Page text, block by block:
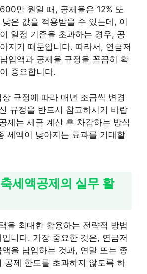
만 원일 때, 공제율은 12% 또
은 값을 적용받을 수 있는데, 이
일정 기준을 초과하는 경우, 공
지기 때문입니다. 따라서, 연금저
입액과 공제율 규정을 꼼꼼히 확
중요합니다.
규정에 따라 매년 조금씩 변경
규정을 반드시 참고하시기 바랍
제는 세금 계산 후 차감하는 방식
세액이 낮아지는 효과를 기대할
세액공제의 실무 활
을 최대한 활용하는 전략적 방법
니다. 가장 중요한 것은, 연금저
을 납입하는 것과, 연말 또는 종
공제 한도를 초과하지 않도록 하